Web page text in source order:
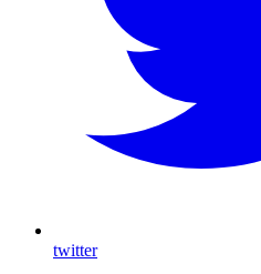
twitter